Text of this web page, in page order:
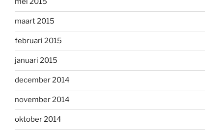
maart 2015
februari 2015
januari 2015
december 2014
november 2014
oktober 2014